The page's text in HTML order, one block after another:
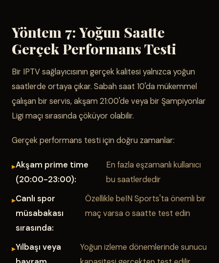
Yöntem 7: Yoğun Saatte
Gerçek Performans Testi
Bir IPTV sağlayıcısının gerçek kalitesi yalnızca yoğun
saatlerde ortaya çıkar. Sabah saat 10'da mükemmel
çalışan bir servis, akşam 21:00'de veya bir Şampiyonlar
Ligi maçı sırasında çöküyor olabilir.
Gerçek performans testi için doğru zamanlar:
Akşam prime time
(20:00-23:00):
En fazla eşzamanlı kullanıcı
bu saatlerdedir
Canlı spor
müsabakası
sırasında:
Özellikle beIN Sports'ta önemli bir
maç varsa o saatte test edin
Yılbaşı veya
Yoğun izleme dönemlerinde sunucu